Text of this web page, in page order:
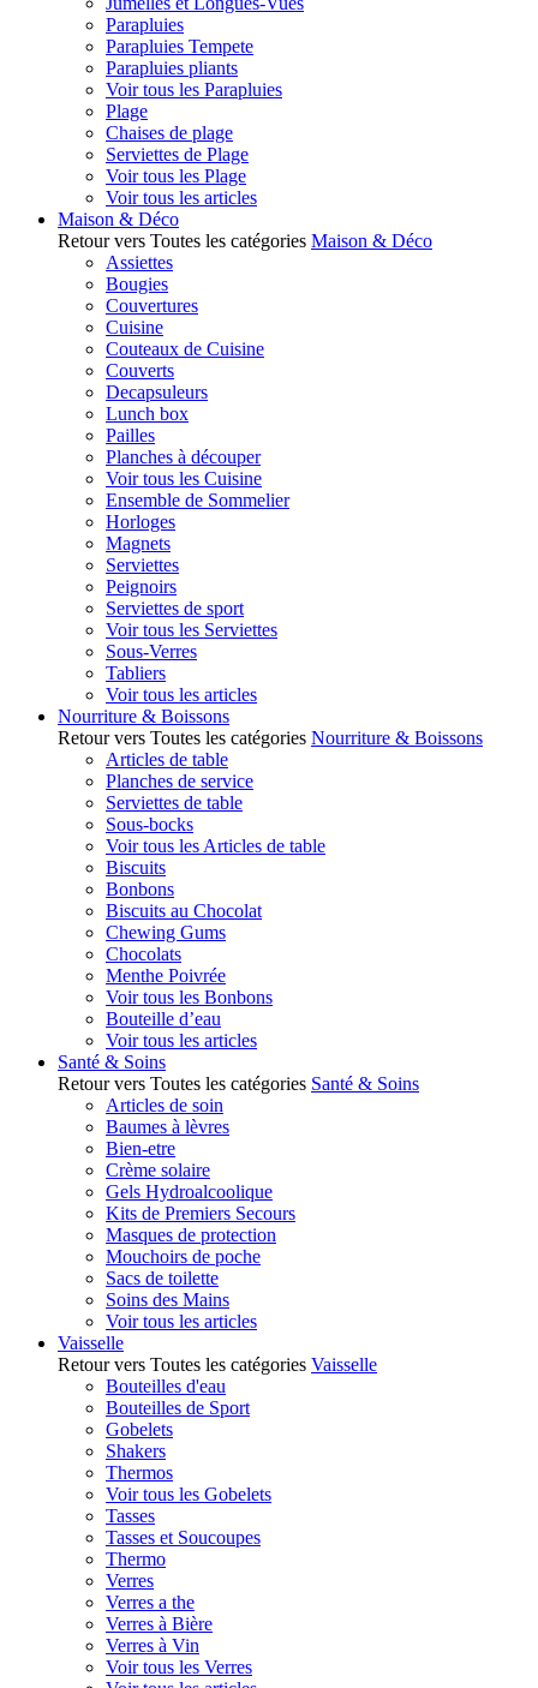
Parapluies
Parapluies Tempete
Parapluies pliants
Voir tous les Parapluies
Plage
Chaises de plage
Serviettes de Plage
Voir tous les Plage
Voir tous les articles
Maison & Déco
Retour vers Toutes les catégories Maison & Déco
Assiettes
Bougies
Couvertures
Cuisine
Couteaux de Cuisine
Couverts
Decapsuleurs
Lunch box
Pailles
Planches à découper
Voir tous les Cuisine
Ensemble de Sommelier
Horloges
Magnets
Serviettes
Peignoirs
Serviettes de sport
Voir tous les Serviettes
Sous-Verres
Tabliers
Voir tous les articles
Nourriture & Boissons
Retour vers Toutes les catégories Nourriture & Boissons
Articles de table
Planches de service
Serviettes de table
Sous-bocks
Voir tous les Articles de table
Biscuits
Bonbons
Biscuits au Chocolat
Chewing Gums
Chocolats
Menthe Poivrée
Voir tous les Bonbons
Bouteille d’eau
Voir tous les articles
Santé & Soins
Retour vers Toutes les catégories Santé & Soins
Articles de soin
Baumes à lèvres
Bien-etre
Crème solaire
Gels Hydroalcoolique
Kits de Premiers Secours
Masques de protection
Mouchoirs de poche
Sacs de toilette
Soins des Mains
Voir tous les articles
Vaisselle
Retour vers Toutes les catégories Vaisselle
Bouteilles d'eau
Bouteilles de Sport
Gobelets
Shakers
Thermos
Voir tous les Gobelets
Tasses
Tasses et Soucoupes
Thermo
Verres
Verres a the
Verres à Bière
Verres à Vin
Voir tous les Verres